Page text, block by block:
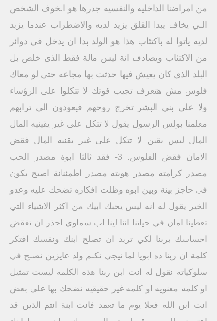
من امراضنا الداخليه والنفسيه جدرها هو الخوف الشخص
اللي يخاف يبدا القلق يزيد لديه والاضطراب عندما يزيد
لديه ياتوا له باكتئاب هذا هو الولد بدا ان يدخل في دوائر
من الاكتئاب ويصادف انة ليس مالة فقط الذى خلص بل
البلد الذى كان يعيش فيها حدثت بها مجاعه حتى لو معاك
فلوس مش هتعرف تجيب قوتك لا تتكلوا على الرؤساء
ولا على بني البشر تخرج روحهم فيعودون الى ترابهم
معلمنا بولس الرسول يقول لا تتكل على غير يقينيه المال
المال ليس يقين لا تتكل على غير يقنيه المال فقض
الامان فقض الفلوس. 3- فقد ثالثا ابوة مصدر الحب
مصدر كرامته مصدر هويته مصدر اطمئنانة اصبح يكون
في حاجز بينة وبين ابوه وظلت افكاره تضحك عليه وعدو
الخير يقول له انه ليس يحبك ابيك من اكثر الاشياء التي
تعطينا امان في حياتنا اننا لينا اب سماوي احذر ان تفقض
احساسك بربنا لكي تريد ان تصلح ابنك ونفسك افتكر
كلمة ان ربنا ده ابويا لما نيجي نكلم ولد عايزين نصلح في
سلوكياته نقول له انت ابن ربنا هذه الكلمه ليست تمثيل
او كلمه معنويه او كلمه غير حقيقيه نضحك بها على بعض
انت ابن الله فعلا يوم ما تعمد فانت ابنة انتم الذين قد